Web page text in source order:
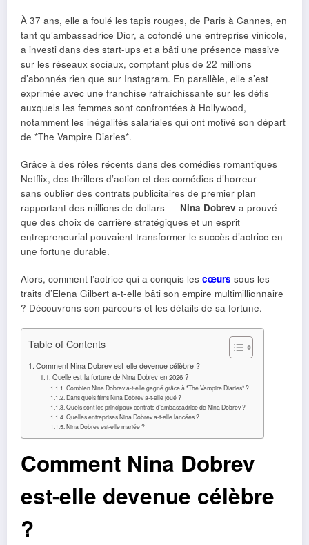
À 37 ans, elle a foulé les tapis rouges, de Paris à Cannes, en
tant qu’ambassadrice Dior, a cofondé une entreprise vinicole,
a investi dans des start-ups et a bâti une présence massive
sur les réseaux sociaux, comptant plus de 22 millions
d’abonnés rien que sur Instagram. En parallèle, elle s’est
exprimée avec une franchise rafraîchissante sur les défis
auxquels les femmes sont confrontées à Hollywood,
notamment les inégalités salariales qui ont motivé son départ
de *The Vampire Diaries*.
Grâce à des rôles récents dans des comédies romantiques
Netflix, des thrillers d’action et des comédies d’horreur —
sans oublier des contrats publicitaires de premier plan
rapportant des millions de dollars — Nina Dobrev a prouvé
que des choix de carrière stratégiques et un esprit
entrepreneurial pouvaient transformer le succès d’actrice en
une fortune durable.
Alors, comment l’actrice qui a conquis les cœurs sous les
traits d’Elena Gilbert a-t-elle bâti son empire multimillionnaire
? Découvrons son parcours et les détails de sa fortune.
Table of Contents
Comment Nina Dobrev est-elle devenue célèbre ?
Quelle est la fortune de Nina Dobrev en 2026 ?
Combien Nina Dobrev a-t-elle gagné grâce à *The Vampire Diaries* ?
Dans quels films Nina Dobrev a-t-elle joué ?
Quels sont les principaux contrats d’ambassadrice de Nina Dobrev ?
Quelles entreprises Nina Dobrev a-t-elle lancées ?
Nina Dobrev est-elle mariée ?
Comment Nina Dobrev
est-elle devenue célèbre
?